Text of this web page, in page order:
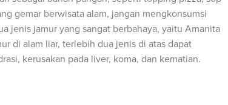
gemar berwisata alam, jangan mengkonsumsi
jenis jamur yang sangat berbahaya, yaitu Amanita
di alam liar, terlebih dua jenis di atas dapat
kerusakan pada liver, koma, dan kematian.